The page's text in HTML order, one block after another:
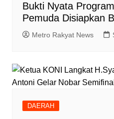
Bukti Nyata
Pemuda Disiapkan
Metro Rakyat News
DAERAH